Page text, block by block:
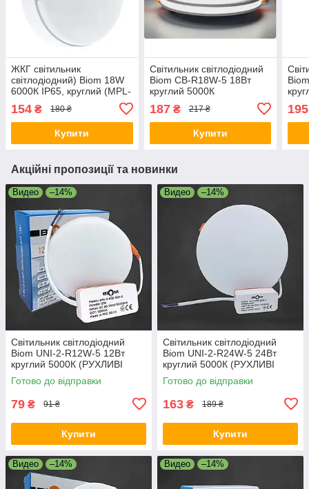
ЖКГ світильник
світлодіодний) Biom 18W
6000К IP65, круглий (MPL-
154 ₴ 180 ₴
Купити
Світильник світлодіодний
Biom CB-R18W-5 18Вт
круглий 5000К
187₴ 217 ₴
Купити
195
Акційні пропозиції та новинки
Видео –14%
Світильник світлодіодний
Biom UNI-2-R12W-5 12Вт
круглий 5000К (РУХЛИВІ
КЛІПСИ)
Готово до відправки
79 ₴ 91 ₴
Купити
Видео –14%
Світильник світлодіодний
Biom UNI-2-R24W-5 24Вт
круглий 5000К (РУХЛИВІ
КЛІПСИ)
Готово до відправки
163 ₴ 189 ₴
Купити
Видео –14% Видео –14%